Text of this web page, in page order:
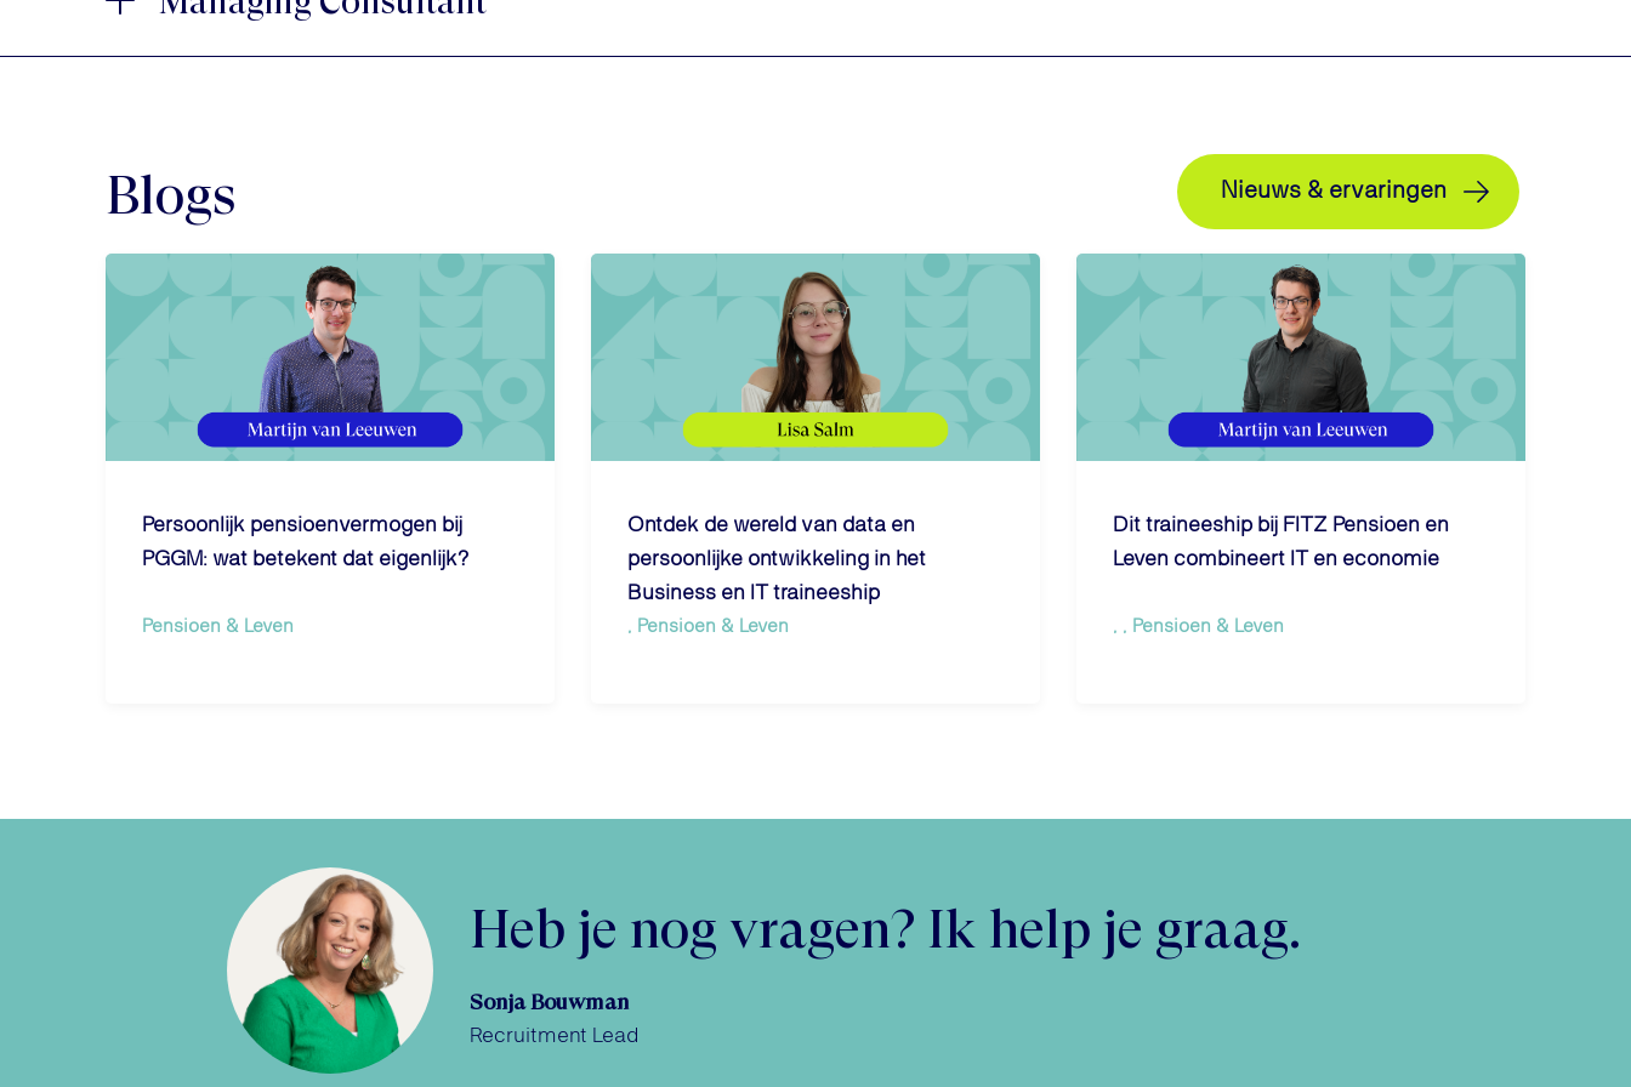
Blogs Nieuws & ervaringen
Persoonlijk pensioenvermogen bij
PGGM: wat betekent dat eigenlijk?
Pensioen & Leven
Ontdek de wereld van data en
persoonlijke ontwikkeling in het
Business en IT traineeship
Pensioen & Leven
Dit traineeship bij FITZ Pensioen en
Leven combineert IT en economie
Pensioen & Leven
Heb je nog vragen? Ik help je graag.
Sonja Bouwman
Recruitment Lead